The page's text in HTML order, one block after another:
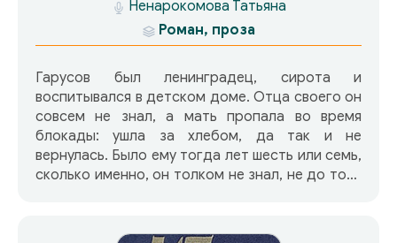
упорно называли Грекову «Ириной», на самом
деле псевдоним – от математического
«игрек». Литературная слава пришла к ней на
склоне лет – и слава заслуженная.
Ненарокомова Татьяна
Роман, проза
Гарусов был ленинградец, сирота и
воспитывался в детском доме. Отца своего он
совсем не знал, а мать пропала во время
блокады: ушла за хлебом, да так и не
вернулась. Было ему тогда лет шесть или семь,
сколько именно, он толком не знал, не до того